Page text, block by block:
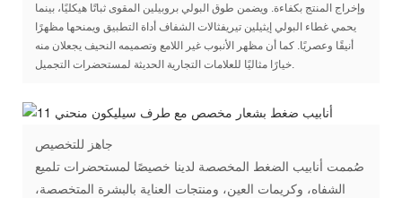
وإخراج المنتج بكفاءة. ويضمن طوق البولي بروبيلين المقوى ثباتًا هيكليًا، بينما
يحمي غطاء البولي إيثيلين تيريفثالات الشفاف أداة التطبيق ويمنحها مظهرًا
أنيقًا وعصريًا. كما أن مظهر الأنبوب غير اللامع وتصميمه النحيف يجعلان منه
خيارًا مثاليًا للعلامات التجارية الحديثة لمستحضرات التجميل.
جاهز للتخصيص
صُممت أنابيب الضغط المخصصة لدينا خصيصًا لمستحضرات تلميع
الشفاه، وكريمات العين، ومنتجات العناية بالبشرة المتخصصة،